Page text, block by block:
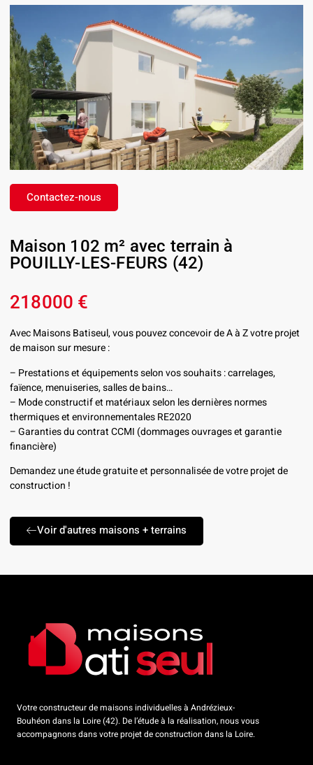
Contactez-nous
Maison 102 m² avec terrain à
POUILLY-LES-FEURS (42)
218000 €
Avec Maisons Batiseul, vous pouvez concevoir de A à Z votre projet
de maison sur mesure :
– Prestations et équipements selon vos souhaits : carrelages,
faïence, menuiseries, salles de bains…
– Mode constructif et matériaux selon les dernières normes
thermiques et environnementales RE2020
– Garanties du contrat CCMI (dommages ouvrages et garantie
financière)
Demandez une étude gratuite et personnalisée de votre projet de
construction !
Voir d'autres maisons + terrains
Votre constructeur de maisons individuelles à Andrézieux-
Bouhéon dans la Loire (42). De l’étude à la réalisation, nous vous
accompagnons dans votre projet de construction dans la Loire.